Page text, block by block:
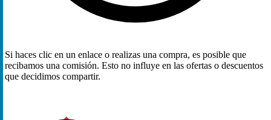
Si haces clic en un enlace o realizas una compra, es posible que
recibamos una comisión. Esto no influye en las ofertas o descuentos
que decidimos compartir.